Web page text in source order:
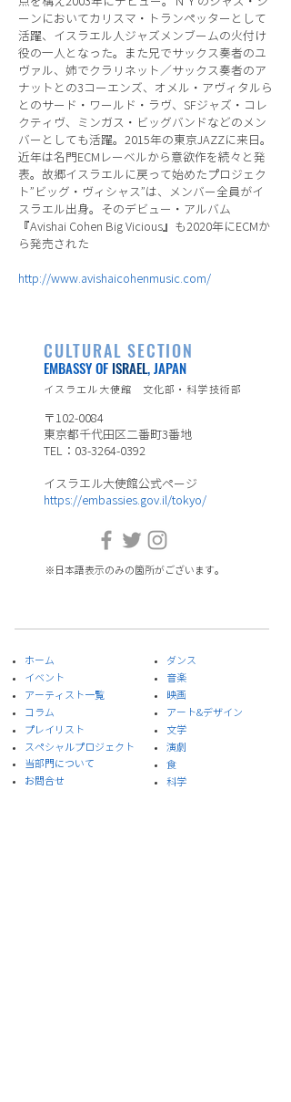
ーンにおいてカリスマ・トランぺッターとして
活躍、イスラエル人ジャズメンブームの火付け
役の一人となった。また兄でサックス奏者のユ
ヴァル、姉でクラリネット／サックス奏者のア
ナットとの3コーエンズ、オメル・アヴィタルら
とのサード・ワールド・ラヴ、SFジャズ・コレ
クティヴ、ミンガス・ビッグバンドなどのメン
バーとしても活躍。2015年の東京JAZZに来日。
近年は名門ECMレーベルから意欲作を続々と発
表。故郷イスラエルに戻って始めたプロジェク
ト”ビッグ・ヴィシャス”は、メンバー全員がイ
スラエル出身。そのデビュー・アルバム
『Avishai Cohen Big Vicious』も2020年にECMか
ら発売された
http://www.avishaicohenmusic.com/
CULTURAL SECTION
EMBASSY OF ISRAEL, JAPAN
イスラエル大使館 文化部・科学技術部
〒102-0084
東京都千代田区二番町3番地
TEL：03-3264-0392
イスラエル大使館公式ページ
https://embassies.gov.il/tokyo/
ホーム
イベント
​アーティスト一覧
​コラム
プレイリスト
スペシャルプロジェクト
ダンス
音楽
​映画
アート&デザイン
​文学
演劇
食
​科学
​当部門について
お問合せ
※日本語表示のみの箇所がございます。